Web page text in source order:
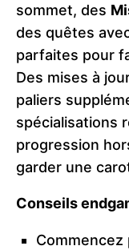
sommet, des
des quêtes
parfaites pour
Des mises à
paliers
spécialisations
progression
garder une
Conseils
Commencez